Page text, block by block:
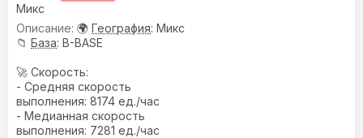
Микс
🌍 География: Микс
📁 База: B-BASE
🚀 Скорость:
- Средняя скорость
выполнения: 8174 ед./час
- Медианная скорость
выполнения: 7281 ед./час